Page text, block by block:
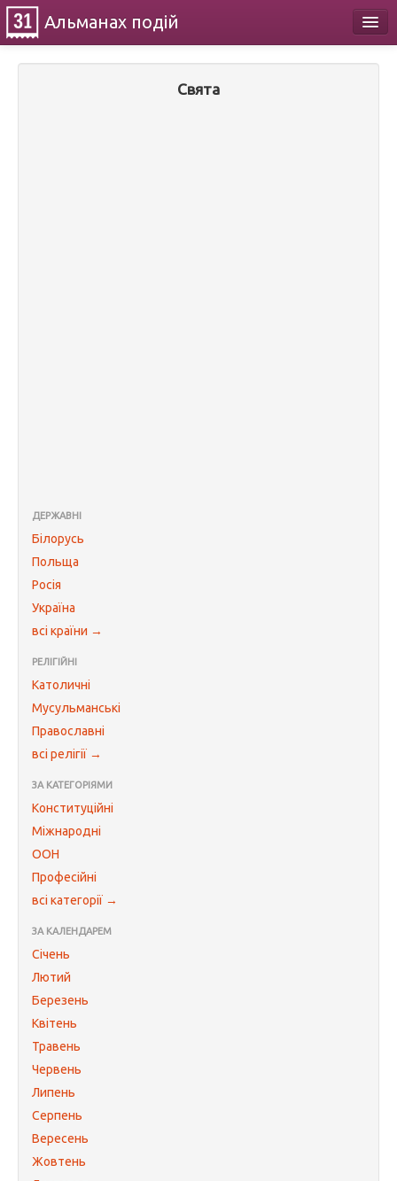
Альманах подій
Свята
ДЕРЖАВНІ
Білорусь
Польща
Росія
Україна
всі країни →
РЕЛІГІЙНІ
Католичні
Мусульманські
Православні
всі релігії →
ЗА КАТЕГОРІЯМИ
Конституційні
Міжнародні
ООН
Професійні
всі категорії →
ЗА КАЛЕНДАРЕМ
Січень
Лютий
Березень
Квітень
Травень
Червень
Липень
Серпень
Вересень
Жовтень